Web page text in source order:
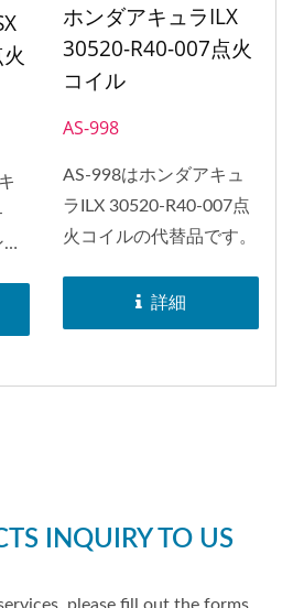
ホンダアキュラILX
30520-R40-007点火
コイル
AS-998
AS-998はホンダアキュ
ラILX 30520-R40-007点
火コイルの代替品です。
詳細